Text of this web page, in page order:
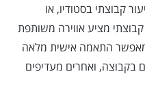
קבוצתי בסטודיו, או
מציע אווירה משותפת
מאפשר התאמה אישית מלאה
בקבוצה, ואחרים מעדיפים